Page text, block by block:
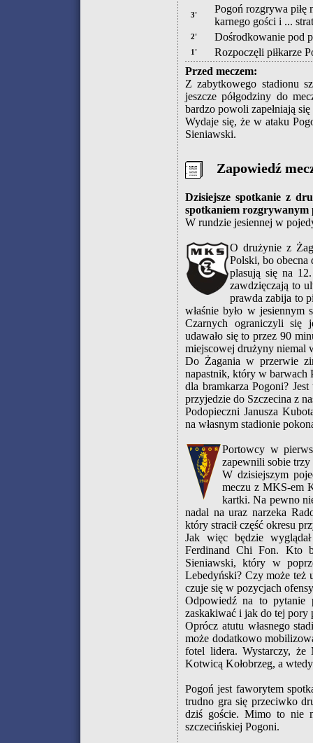
3'
Pogoń rozgrywa piłę
karnego gości i ...
2' Dośrodkowanie pod
1'
Rozpoczęli piłkarze
Przed meczem:
Z zabytkowego stadionu
jeszcze półgodziny do
bardzo powoli zapełniają
Wydaje się, że w ataku
Sieniawski.
Zapowiedź
Dzisiejsze spotkanie z
spotkaniem rozgrywanym
W rundzie jesiennej w
O drużynie z
Polski, bo obecna
plasują się na
zawdzięczają to
prawda zabija to
właśnie było w jesiennym
Czarnych ograniczyli się
udawało się to przez 90
miejscowej drużyny niemal
Do Żagania w przerwie
napastnik, który w barwach
dla bramkarza Pogoni?
przyjedzie do Szczecina z
Podopieczni Janusza
na własnym stadionie
Portowcy w
zapewnili sobie
W dzisiejszym
meczu z MKS-em
kartki. Na pewno
nadal na uraz narzeka
który stracił część okresu
Jak więc będzie
Ferdinand Chi Fon. Kto
Sieniawski, który w
Lebedyński? Czy może też
czuje się w pozycjach
Odpowiedź na to pytanie
zaskakiwać i jak do tej pory
Oprócz atutu własnego
może dodatkowo
fotel lidera. Wystarczy, że
Kotwicą Kołobrzeg, a
Pogoń jest faworytem
trudno gra się przeciwko
dziś goście. Mimo to nie
szczecińskiej Pogoni.